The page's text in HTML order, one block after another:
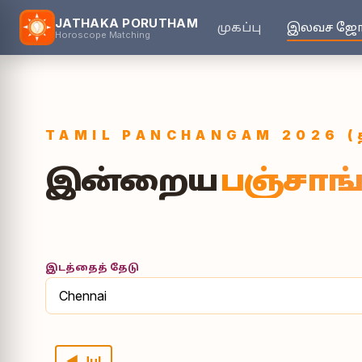
JATHAKA PORUTHAM
Horoscope Matching முகப்பு இலவச
தேதி
TAMIL PANCHANGAM
இன்றைய
இடத்தைத் தேடு